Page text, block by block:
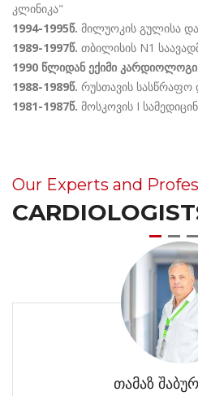
კლინიკა"
1994-1995წ. მილუოკის გულისა
1989-1997წ. თბილისის N1
1990 წლიდან ექიმი კარდიოლოგი
1988-1989წ. რუსთავის სასწრაფო
1981-1987წ. მოსკოვის I
Our Experts and
თამაზ